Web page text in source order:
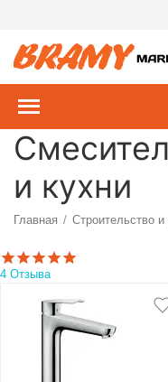
и кухни
Главная / Строительство
/
4 Отзыва